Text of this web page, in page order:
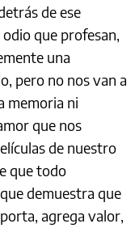
de ese
que profesan,
una
pero no nos van a
memoria ni
que nos
de nuestro
que todo
demuestra que
agrega valor,